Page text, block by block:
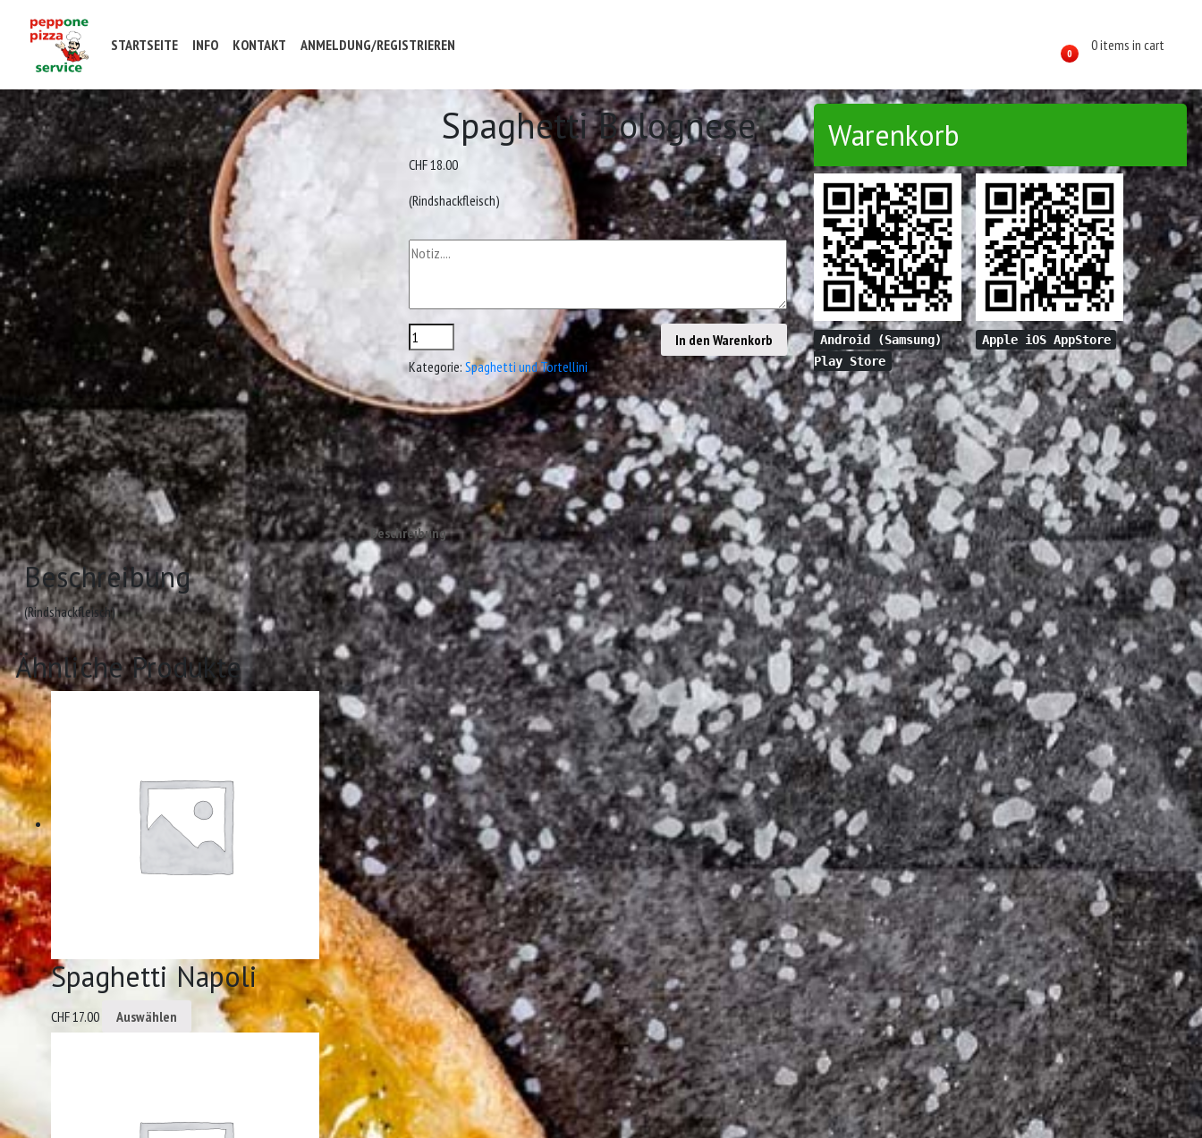
STARTSEITE INFO KONTAKT ANMELDUNG/REGISTRIEREN 0 0 items in cart
Spaghetti Bolognese
CHF 18.00
(Rindshackfleisch)
In den Warenkorb
Kategorie:Spaghetti und Tortellini
Beschreibung
Beschreibung
(Rindshackfleisch)
Ähnliche Produkte
Spaghetti Napoli
CHF17.00 Auswählen
Warenkorb
Android (Samsung)
Play Store
Apple iOS AppStore